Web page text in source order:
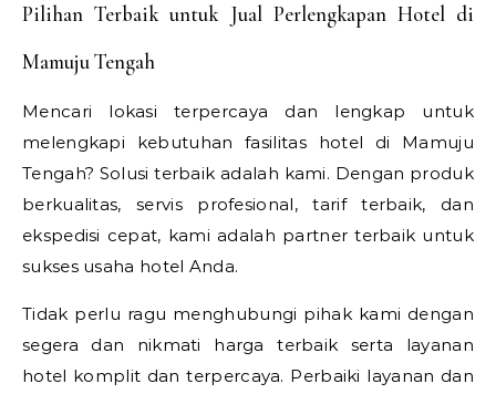
Pilihan Terbaik untuk Jual Perlengkapan Hotel di
Mamuju Tengah
Mencari lokasi terpercaya dan lengkap untuk
melengkapi kebutuhan fasilitas hotel di Mamuju
Tengah? Solusi terbaik adalah kami. Dengan produk
berkualitas, servis profesional, tarif terbaik, dan
ekspedisi cepat, kami adalah partner terbaik untuk
sukses usaha hotel Anda.
Tidak perlu ragu menghubungi pihak kami dengan
segera dan nikmati harga terbaik serta layanan
hotel komplit dan terpercaya. Perbaiki layanan dan